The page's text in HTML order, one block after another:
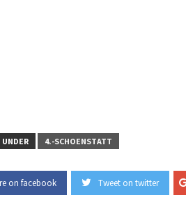
UNDER 4.-SCHOENSTATT
on facebook Tweet on twitter